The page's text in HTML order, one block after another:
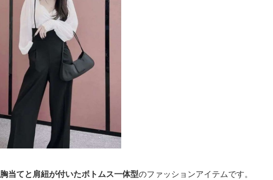
胸当てと肩紐が付いたボトムス一体型のファッションアイテムです。